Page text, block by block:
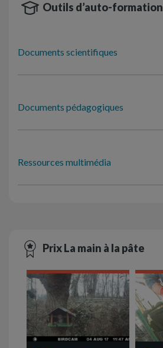
Outils d’auto-formation
Documents scientifiques
Documents pédagogiques
Ressources multimédia
Prix La main à la pâte